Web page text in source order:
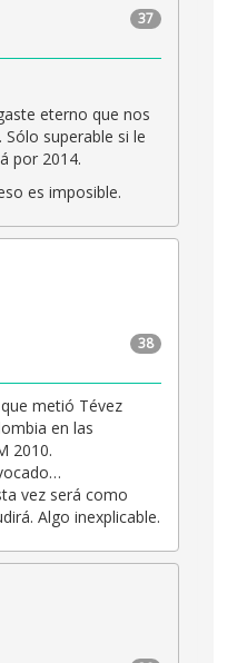
37
eterno que nos
superable si le
por 2014.
es imposible.
38
metió Tévez
en las
2010.
vez será como
Algo inexplicable.